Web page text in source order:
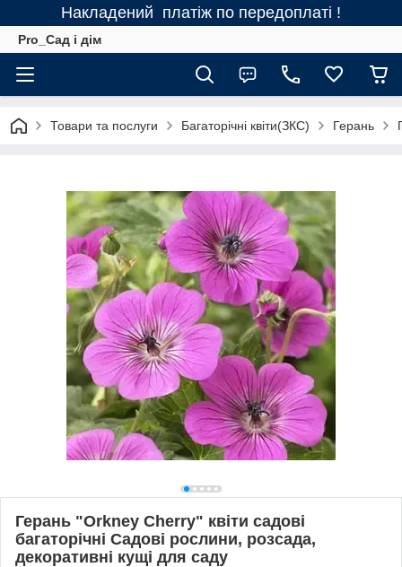
Накладений платіж по передоплаті !
Pro_Сад і дім
Товари та послуги Багаторічні квіти(ЗКС) Герань
Герань "Orkney Cherry" квіти садові
багаторічні Садові рослини, розсада,
декоративні кущі для саду